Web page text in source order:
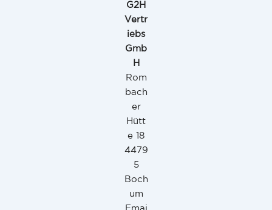
G2H
Vertr
iebs
Gmb
H
Rom
bach
er
Hütt
e 18
4479
5
Boch
um
Emai